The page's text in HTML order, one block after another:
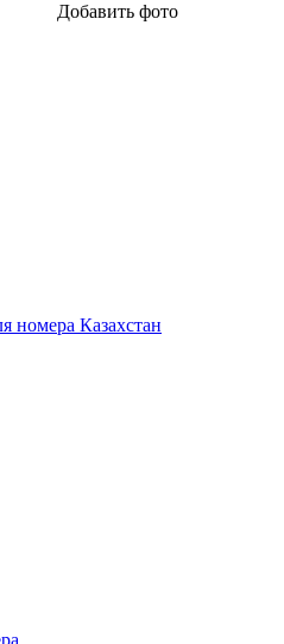
Добавить фото
номера Казахстан